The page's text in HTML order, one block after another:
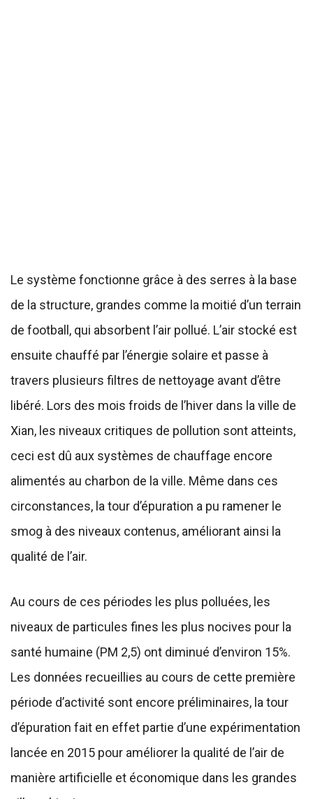
Le système fonctionne grâce à des serres à la base
de la structure, grandes comme la moitié d’un terrain
de football, qui absorbent l’air pollué. L’air stocké est
ensuite chauffé par l’énergie solaire et passe à
travers plusieurs filtres de nettoyage avant d’être
libéré. Lors des mois froids de l’hiver dans la ville de
Xian, les niveaux critiques de pollution sont atteints,
ceci est dû aux systèmes de chauffage encore
alimentés au charbon de la ville. Même dans ces
circonstances, la tour d’épuration a pu ramener le
smog à des niveaux contenus, améliorant ainsi la
qualité de l’air.
Au cours de ces périodes les plus polluées, les
niveaux de particules fines les plus nocives pour la
santé humaine (PM 2,5) ont diminué d’environ 15%.
Les données recueillies au cours de cette première
période d’activité sont encore préliminaires, la tour
d’épuration fait en effet partie d’une expérimentation
lancée en 2015 pour améliorer la qualité de l’air de
manière artificielle et économique dans les grandes